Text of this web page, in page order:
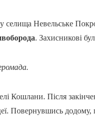
Невельське
. Захисникові
Кошлани. Після
Повернувшись